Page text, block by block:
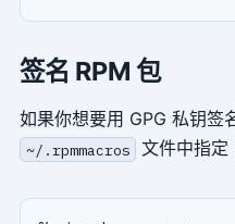
签名 RPM 包
如果你想要用 GPG 私钥签
~/.rpmmacros 文件中指定